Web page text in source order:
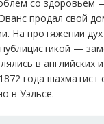
со здоровьем
продал свой
На протяжении
—
в английских
года шахматист
в Уэльсе.